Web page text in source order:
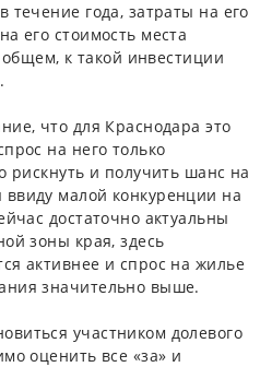
течение года, затраты на его
его стоимость места
к такой инвестиции
что для Краснодара это
на него только
рискнуть и получить шанс на
малой конкуренции на
достаточно актуальны
зоны края, здесь
активнее и спрос на жилье
значительно выше.
участником долевого
оценить все «за» и